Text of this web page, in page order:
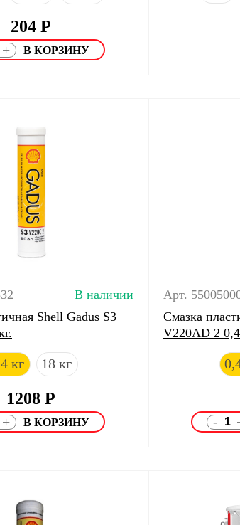
204 Р
+
В наличии
Shell Gadus S3
кг 18 кг
1208 Р
+
Арт.
Смазка
V220AD 2
-